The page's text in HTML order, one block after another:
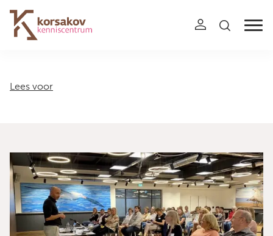
Navigation
Lees voor